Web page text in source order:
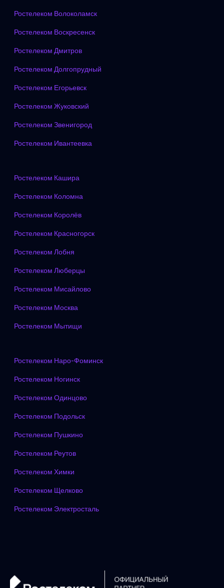
Ростелеком Волоколамск
Ростелеком Воскресенск
Ростелеком Дмитров
Ростелеком Долгопрудный
Ростелеком Егорьевск
Ростелеком Жуковский
Ростелеком Звенигород
Ростелеком Ивантеевка
Ростелеком Кашира
Ростелеком Коломна
Ростелеком Королёв
Ростелеком Красногорск
Ростелеком Лобня
Ростелеком Люберцы
Ростелеком Мисайлово
Ростелеком Москва
Ростелеком Мытищи
Ростелеком Наро-Фоминск
Ростелеком Ногинск
Ростелеком Одинцово
Ростелеком Подольск
Ростелеком Пушкино
Ростелеком Реутов
Ростелеком Химки
Ростелеком Щелково
Ростелеком Электросталь